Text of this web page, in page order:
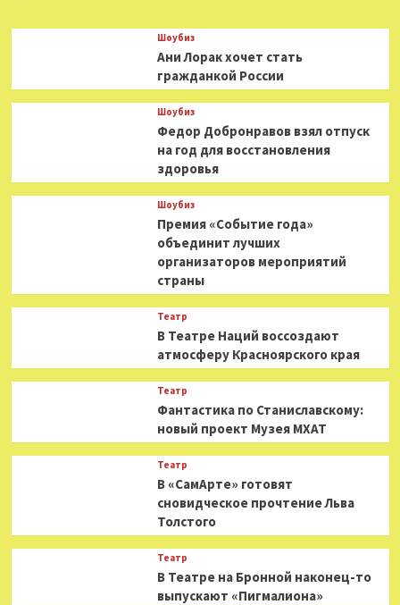
Концертхауса
Шоубиз
Ани Лорак хочет стать
гражданкой России
Шоубиз
Федор Добронравов взял отпуск
на год для восстановления
здоровья
Шоубиз
Премия «Событие года»
объединит лучших
организаторов мероприятий
страны
Театр
В Театре Наций воссоздают
атмосферу Красноярского края
Театр
Фантастика по Станиславскому:
новый проект Музея МХАТ
Театр
В «СамАрте» готовят
сновидческое прочтение Льва
Толстого
Театр
В Театре на Бронной наконец-то
выпускают «Пигмалиона»